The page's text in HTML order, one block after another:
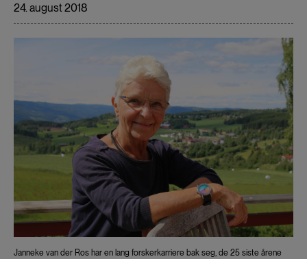
24. august 2018
Janneke van der Ros har en lang forskerkarriere bak seg, de 25 siste årene